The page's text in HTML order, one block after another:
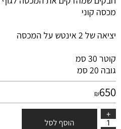
מכסה קוני
יציאה של 2 אינטש על המכסה
קוטר 30 סמ
גובה 20 סמ
₪650
הוסף לסל